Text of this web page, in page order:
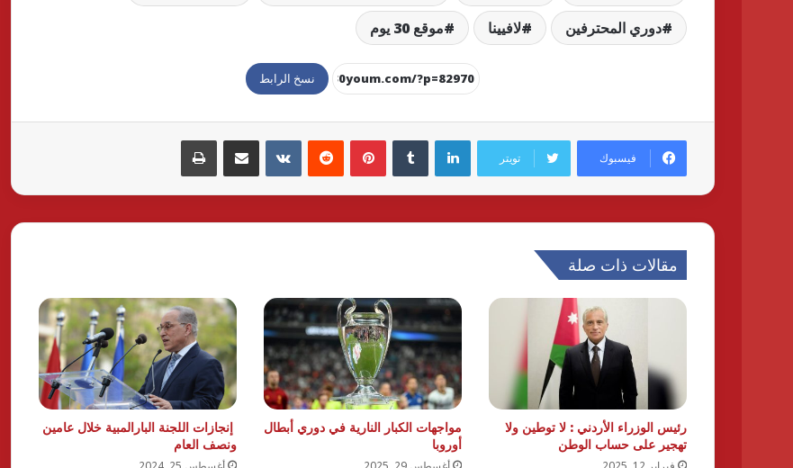
دوري المحترفين
لافيينا موقع 30 يوم
نسخ الرابط
فيسبوك تويتر
لينكدإن بينتيريست مشاركة عبر البريد طباعة
مقالات ذات صلة
رئيس الوزراء الأردني : لا توطين ولا
تهجير على حساب الوطن
مواجهات الكبار النارية في دوري أبطال
أوروبا
إنجازات اللجنة البارالمبية خلال عامين
ونصف العام